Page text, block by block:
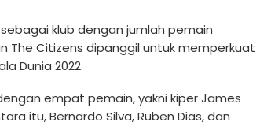
klub dengan jumlah pemain
The Citizens dipanggil untuk memperkuat
Dunia 2022.
empat pemain, yakni kiper James
itu, Bernardo Silva, Ruben Dias, dan